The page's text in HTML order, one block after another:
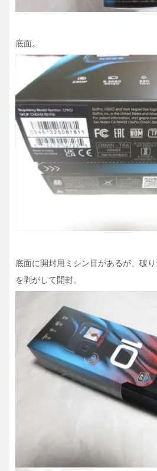
底面。
底面に開封用ミシン目があるが、破
を剥がして開封。